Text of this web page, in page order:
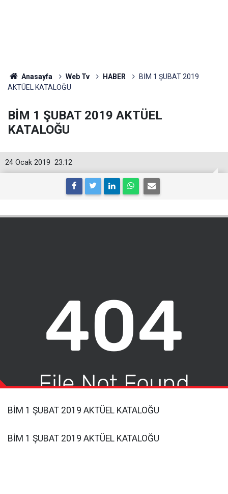
Anasayfa Web Tv HABER
BİM 1 ŞUBAT 2019
AKTÜEL KATALOĞU
BİM 1 ŞUBAT 2019 AKTÜEL
KATALOĞU
23:12
24 Ocak 2019
BİM 1 ŞUBAT 2019 AKTÜEL KATALOĞU
BİM 1 ŞUBAT 2019 AKTÜEL KATALOĞU